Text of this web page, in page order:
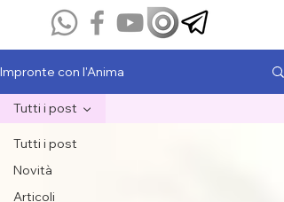
Impronte con l'Anima
Tutti i post
Novità
Articoli
Tutti i post